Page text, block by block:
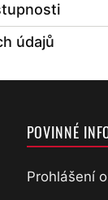
údajů
POVINNÉ
Prohlášení